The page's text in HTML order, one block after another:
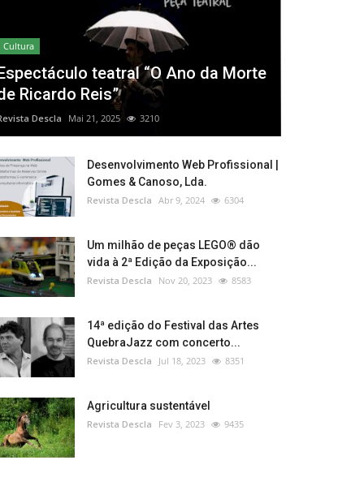
Cultura
teatral “O Ano da Morte
Ricardo Reis”
Descla Mai 21, 2025 3210
Desenvolvimento Web Profissional |
Gomes & Canoso, Lda.
Revista Descla Abr 9, 2024 6304
Um milhão de peças LEGO® dão
vida à 2ª Edição da Exposição...
Revista Descla Nov 20, 2023 8583
14ª edição do Festival das Artes
QuebraJazz com concerto...
Revista Descla Jul 18, 2023 8351
Agricultura sustentável
Revista Descla Fev 3, 2023 9435